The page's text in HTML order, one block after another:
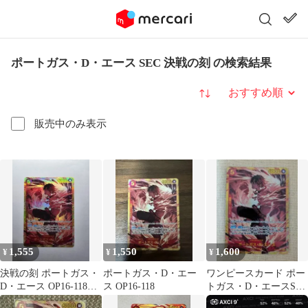
ポートガス・D・エース SEC 決戦の刻 の検索結果
販売中のみ表示
並び替え
¥ 1,555
決戦の刻 ポートガス・
D・エース OP16-118
SEC
¥ 1,550
ポートガス・D・エー
ス OP16-118
¥ 1,600
ワンピースカード ポー
トガス・D・エースSEC
決戦の刻